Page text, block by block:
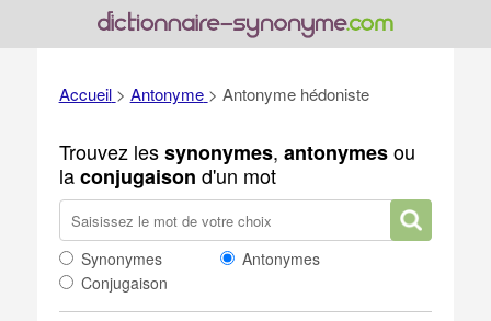
Accueil > Antonyme > Antonyme hédoniste
Trouvez lessynonymes, antonymesou
laconjugaison d'un mot
Synonymes
Antonymes
Conjugaison